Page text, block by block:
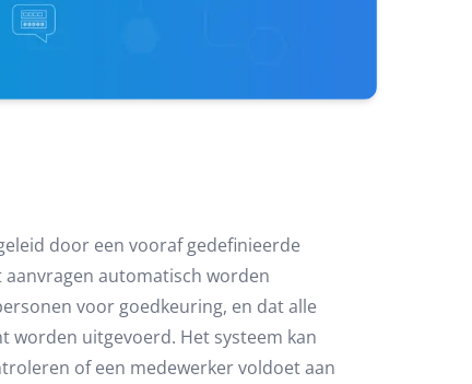
door een vooraf gedefinieerde
automatisch worden
voor goedkeuring, en dat alle
worden uitgevoerd. Het systeem kan
of een medewerker voldoet aan